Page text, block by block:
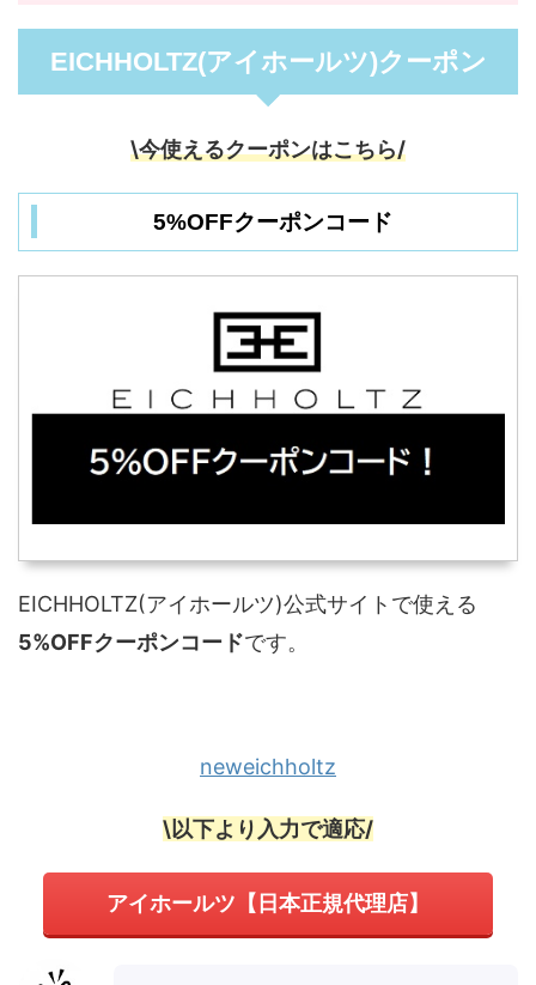
EICHHOLTZ(アイホールツ)クーポン
\今使えるクーポンはこちら/
5%OFFクーポンコード
EICHHOLTZ(アイホールツ)公式サイトで使える
5%OFFクーポンコードです。
neweichholtz
\以下より入力で適応/
アイホールツ【日本正規代理店】